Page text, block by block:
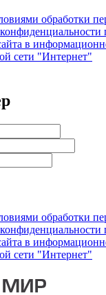
обработки
в
сети "Интернет"
обработки
в
сети "Интернет"